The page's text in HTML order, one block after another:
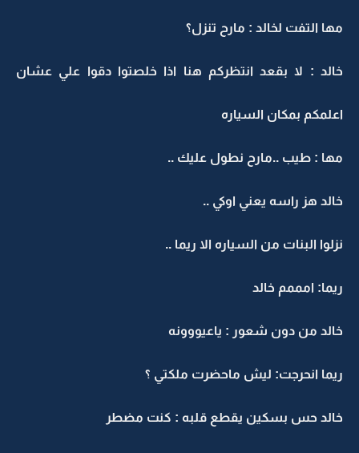
مها التفت لخالد : مارح تنزل؟
خالد : لا بقعد انتظركم هنا اذا خلصتوا دقوا علي عشان
اعلمكم بمكان السياره
مها : طيب ..مارح نطول عليك ..
خالد هز راسه يعني اوكي ..
نزلوا البنات من السياره الا ريما ..
ريما: امممم خالد
خالد من دون شعور : ياعيووونه
ريما انحرجت: ليش ماحضرت ملكتي ؟
خالد حس بسكين يقطع قلبه : كنت مضطر